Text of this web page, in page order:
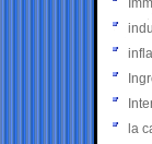
la